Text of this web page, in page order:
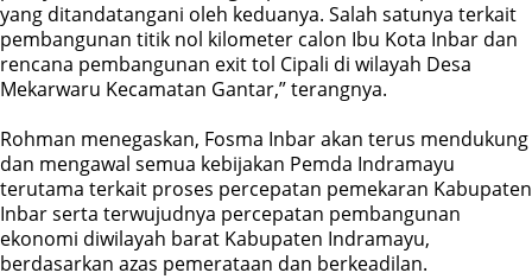
yang ditandatangani oleh keduanya. Salah satunya terkait
pembangunan titik nol kilometer calon Ibu Kota Inbar dan
rencana pembangunan exit tol Cipali di wilayah Desa
Mekarwaru Kecamatan Gantar,” terangnya.
Rohman menegaskan, Fosma Inbar akan terus mendukung
dan mengawal semua kebijakan Pemda Indramayu
terutama terkait proses percepatan pemekaran Kabupaten
Inbar serta terwujudnya percepatan pembangunan
ekonomi diwilayah barat Kabupaten Indramayu,
berdasarkan azas pemerataan dan berkeadilan.